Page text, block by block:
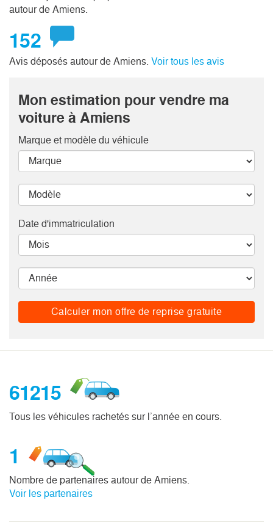
autour de Amiens.
152
Avis déposés autour de Amiens. Voir tous les avis
Mon estimation pour vendre ma
voiture à Amiens
Marque et modèle du véhicule
Date d'immatriculation
Calculer mon offre de reprise gratuite
61215
Tous les véhicules rachetés sur l’année en cours.
1
Nombre de partenaires autour de Amiens.
Voir les partenaires